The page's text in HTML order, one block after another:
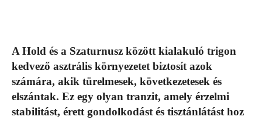
A Hold és a Szaturnusz között kialakuló trigon
kedvező asztrális környezetet biztosít azok
számára, akik türelmesek, következetesek és
elszántak. Ez egy olyan tranzit, amely érzelmi
stabilitást, érett gondolkodást és tisztánlátást hoz